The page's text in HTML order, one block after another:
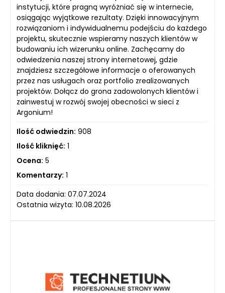
instytucji, które pragną wyróżniać się w internecie,
osiągając wyjątkowe rezultaty. Dzięki innowacyjnym
rozwiązaniom i indywidualnemu podejściu do każdego
projektu, skutecznie wspieramy naszych klientów w
budowaniu ich wizerunku online. Zachęcamy do
odwiedzenia naszej strony internetowej, gdzie
znajdziesz szczegółowe informacje o oferowanych
przez nas usługach oraz portfolio zrealizowanych
projektów. Dołącz do grona zadowolonych klientów i
zainwestuj w rozwój swojej obecności w sieci z
Argonium!
Ilość odwiedzin: 908
Ilość kliknięć: 1
Ocena: 5
Komentarzy: 1
Data dodania: 07.07.2024
Ostatnia wizyta: 10.08.2026